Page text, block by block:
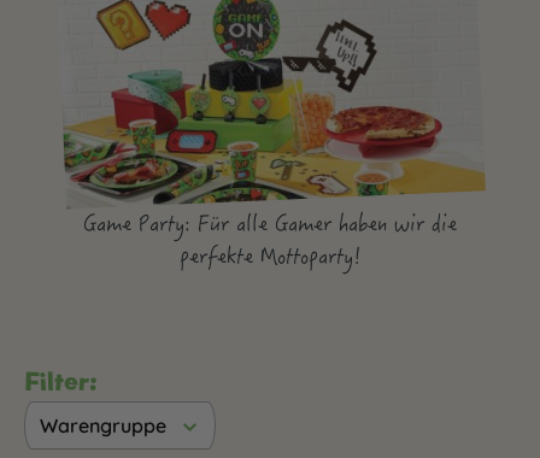
Game Party: Für alle Gamer haben wir die
perfekte Mottoparty!
Filter:
Warengruppe